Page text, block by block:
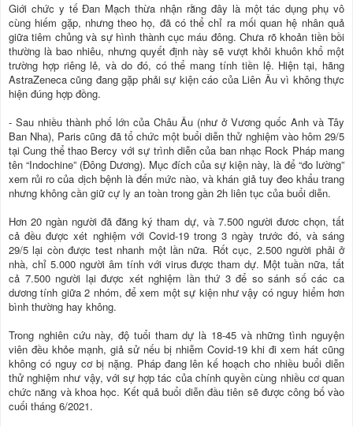
Giới chức y tế Đan Mạch thừa nhận rằng đây là một tác dụng phụ vô
cùng hiếm gặp, nhưng theo họ, đã có thể chỉ ra mối quan hệ nhân quả
giữa tiêm chủng và sự hình thành cục máu đông. Chưa rõ khoản tiền bồi
thường là bao nhiêu, nhưng quyết định này sẽ vượt khỏi khuôn khổ một
trường hợp riêng lẻ, và do đó, có thể mang tính tiền lệ. Hiện tại, hãng
AstraZeneca cũng đang gặp phải sự kiện cáo của Liên Âu vì không thực
hiện đúng hợp đồng.
- Sau nhiều thành phố lớn của Châu Âu (như ở Vương quốc Anh và Tây
Ban Nha), Paris cũng đã tổ chức một buổi diễn thử nghiệm vào hôm 29/5
tại Cung thể thao Bercy với sự trình diễn của ban nhạc Rock Pháp mang
tên “Indochine” (Đông Dương). Mục đích của sự kiện này, là để “đo lường”
xem rủi ro của dịch bệnh là đến mức nào, và khán giả tuy đeo khẩu trang
nhưng không cần giữ cự ly an toàn trong gần 2h liên tục của buổi diễn.
Hơn 20 ngàn người đã đăng ký tham dự, và 7.500 người đươc chọn, tất
cả đều được xét nghiệm với Covid-19 trong 3 ngày trước đó, và sáng
29/5 lại còn được test nhanh một lần nữa. Rốt cục, 2.500 người phải ở
nhà, chỉ 5.000 người âm tính với virus được tham dự. Một tuần nữa, tất
cả 7.500 người lại được xét nghiệm lần thứ 3 để so sánh số các ca
dương tính giữa 2 nhóm, để xem một sự kiện như vậy có nguy hiểm hơn
bình thường hay không.
Trong nghiên cứu này, độ tuổi tham dự là 18-45 và những tình nguyện
viên đều khỏe mạnh, giả sử nếu bị nhiễm Covid-19 khi đi xem hát cũng
không có nguy cơ bị nặng. Pháp đang lên kế hoạch cho nhiều buổi diễn
thử nghiệm như vậy, với sự hợp tác của chính quyền cùng nhiều cơ quan
chức năng và khoa học. Kết quả buổi diễn đầu tiên sẽ được công bố vào
cuối tháng 6/2021.